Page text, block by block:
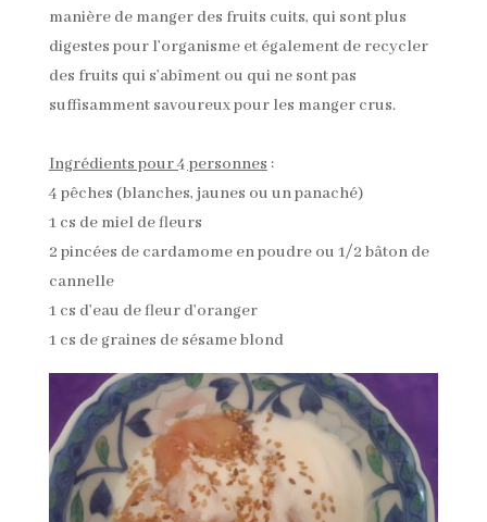
manière de manger des fruits cuits, qui sont plus
digestes pour l’organisme et également de recycler
des fruits qui s’abîment ou qui ne sont pas
suffisamment savoureux pour les manger crus.
Ingrédients pour 4 personnes :
4 pêches (blanches, jaunes ou un panaché)
1 cs de miel de fleurs
2 pincées de cardamome en poudre ou 1/2 bâton de
cannelle
1 cs d’eau de fleur d’oranger
1 cs de graines de sésame blond